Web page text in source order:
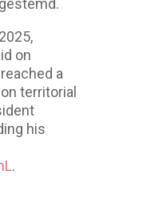
on
a
territorial
his
.